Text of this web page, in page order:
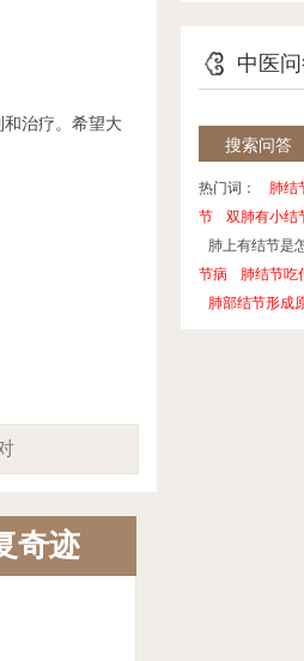
治疗。希望大
奇迹
中医
热门词： 肺结
节
双肺有小结
肺上有结节是
节病
肺结节吃
肺部结节形成